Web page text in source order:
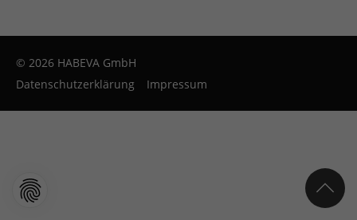
© 2026 HABEVA GmbH
Datenschutzerklärung
Impressum